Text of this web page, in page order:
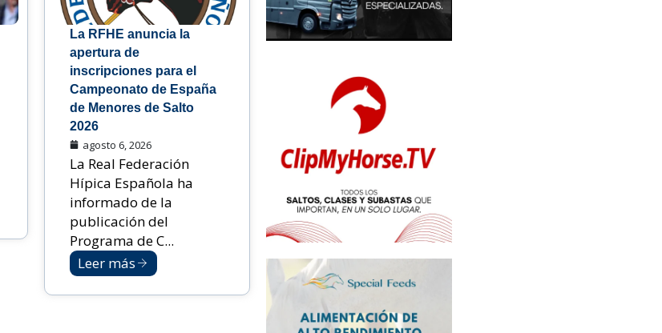
La RFHE anuncia la
apertura de
inscripciones para el
Campeonato de España
de Menores de Salto
2026
agosto 6, 2026
La Real Federación
Hípica Española ha
informado de la
publicación del
Programa de C...
Leer más